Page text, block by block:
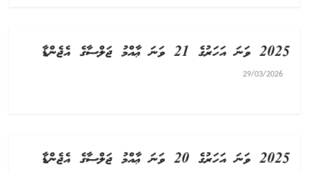
2025 ވަނަ އަހަރުގެ 21 ވަނަ ޢާއްމު ޖަލްސާގެ އެޖެންޑާ
29/03/2026
2025 ވަނަ އަހަރުގެ 20 ވަނަ ޢާއްމު ޖަލްސާގެ އެޖެންޑާ